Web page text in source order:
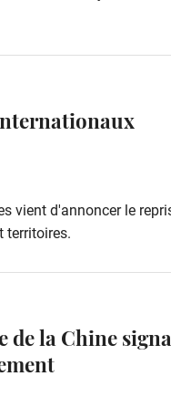
vient d'annoncer le
territoires.
de la Chine